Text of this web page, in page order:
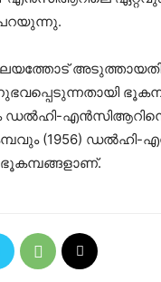
ഡൽഹി-എൻസിആറിനെ
(1956) ഡൽഹി-
ഭൂകമ്പങ്ങളാണ്.